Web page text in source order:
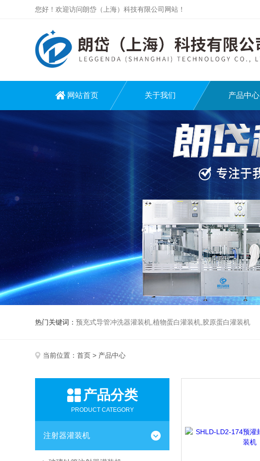
您好！欢迎访问朗岱（上海）科技有限公司网站！
网站首页 关于我们 产品中心
热门关键词： 预充式导管冲洗器灌装机,植物蛋白灌装机,胶原蛋白灌装机
当前位置： 首页 > 产品中心
产品分类
PRODUCT CATEGORY
注射器灌装机